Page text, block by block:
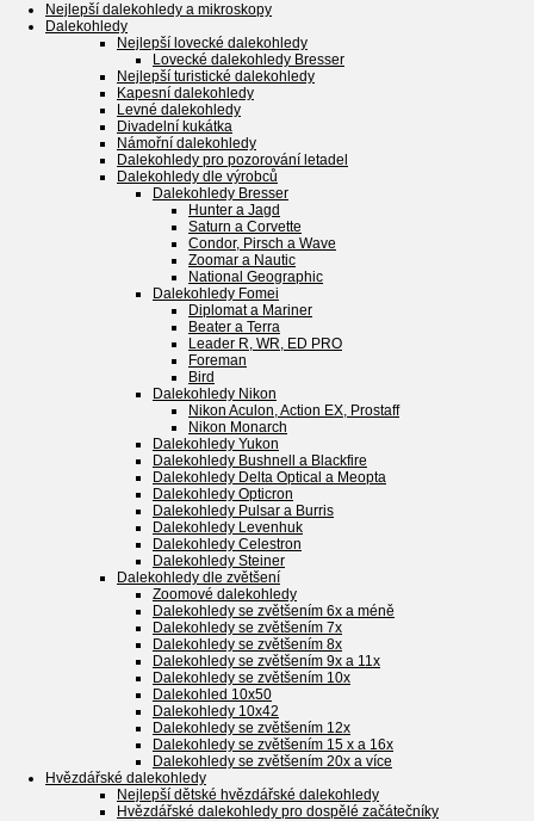
Nejlepší dalekohledy a mikroskopy
Dalekohledy
Nejlepší lovecké dalekohledy
Lovecké dalekohledy Bresser
Nejlepší turistické dalekohledy
Kapesní dalekohledy
Levné dalekohledy
Divadelní kukátka
Námořní dalekohledy
Dalekohledy pro pozorování letadel
Dalekohledy dle výrobců
Dalekohledy Bresser
Hunter a Jagd
Saturn a Corvette
Condor, Pirsch a Wave
Zoomar a Nautic
National Geographic
Dalekohledy Fomei
Diplomat a Mariner
Beater a Terra
Leader R, WR, ED PRO
Foreman
Bird
Dalekohledy Nikon
Nikon Aculon, Action EX, Prostaff
Nikon Monarch
Dalekohledy Yukon
Dalekohledy Bushnell a Blackfire
Dalekohledy Delta Optical a Meopta
Dalekohledy Opticron
Dalekohledy Pulsar a Burris
Dalekohledy Levenhuk
Dalekohledy Celestron
Dalekohledy Steiner
Dalekohledy dle zvětšení
Zoomové dalekohledy
Dalekohledy se zvětšením 6x a méně
Dalekohledy se zvětšením 7x
Dalekohledy se zvětšením 8x
Dalekohledy se zvětšením 9x a 11x
Dalekohledy se zvětšením 10x
Dalekohled 10x50
Dalekohledy 10x42
Dalekohledy se zvětšením 12x
Dalekohledy se zvětšením 15 x a 16x
Dalekohledy se zvětšením 20x a více
Hvězdářské dalekohledy
Nejlepší dětské hvězdářské dalekohledy
Hvězdářské dalekohledy pro dospělé začátečníky